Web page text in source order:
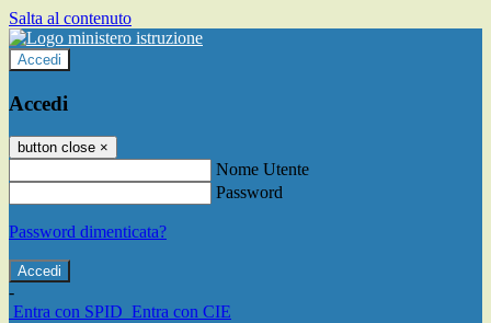
Salta al contenuto
Accedi
Accedi
button close ×
Nome Utente
Password
Password dimenticata?
-
Entra con SPID Entra con CIE